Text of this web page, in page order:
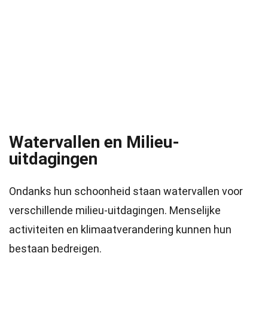
Watervallen en Milieu-
uitdagingen
Ondanks hun schoonheid staan watervallen voor
verschillende milieu-uitdagingen. Menselijke
activiteiten en klimaatverandering kunnen hun
bestaan bedreigen.